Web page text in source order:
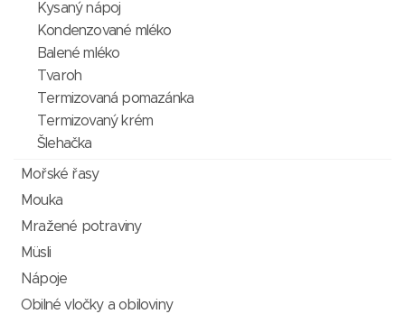
Kysaný nápoj
Kondenzované mléko
Balené mléko
Tvaroh
Termizovaná pomazánka
Termizovaný krém
Šlehačka
Mořské řasy
Mouka
Mražené potraviny
Müsli
Nápoje
Obilné vločky a obiloviny